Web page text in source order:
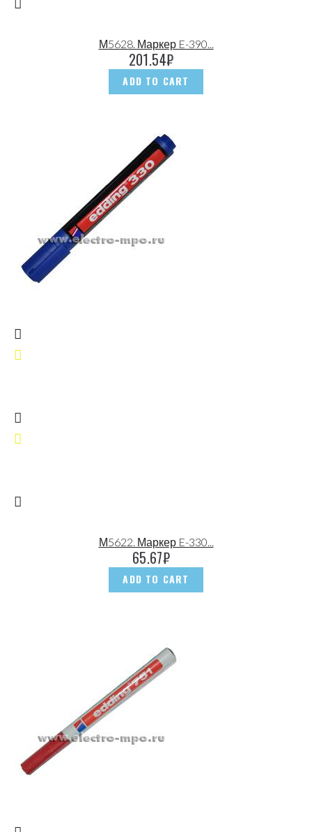
М5628. Маркер E-390...
201.54₽
ADD TO CART
М5622. Маркер E-330...
65.67₽
ADD TO CART